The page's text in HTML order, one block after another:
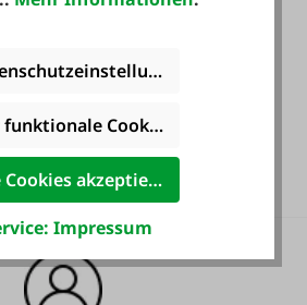
Versand für ein
ganzes Jahr! *
Cookies akzeptieren
akzeptieren
Impressum